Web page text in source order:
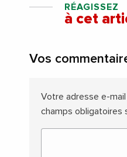
RÉAGISSEZ
à cet
Vos
Votre adresse e-
champs obligatoires